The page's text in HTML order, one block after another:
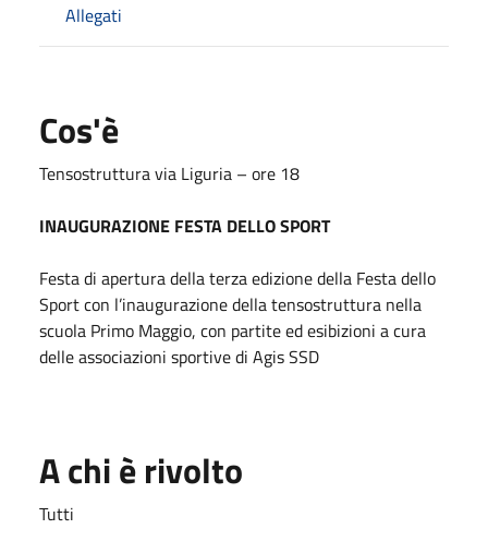
Allegati
Cos'è
Tensostruttura via Liguria – ore 18
INAUGURAZIONE FESTA DELLO SPORT
Festa di apertura della terza edizione della Festa dello
Sport con l’inaugurazione dellatensostruttura nella
scuola Primo Maggio, con partite ed esibizioni a cura
delle associazioni sportive di Agis SSD
A chi è rivolto
Tutti